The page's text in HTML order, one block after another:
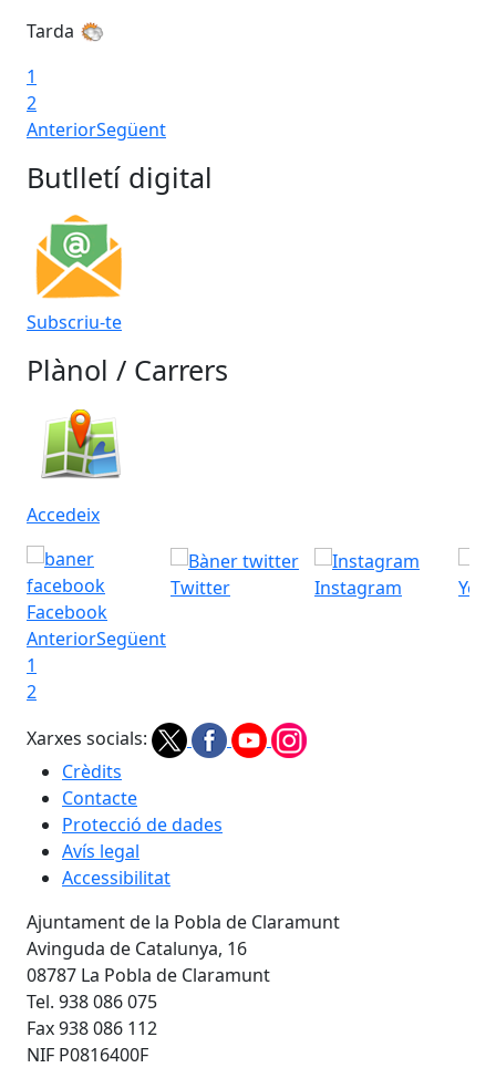
Tarda
1
2
AnteriorSegüent
Butlletí digital
Subscriu-te
Plànol / Carrers
Accedeix
Facebook
Twitter Instagram
AnteriorSegüent
1
2
Xarxes socials:
Crèdits
Contacte
Protecció de dades
Avís legal
Accessibilitat
Ajuntament de la Pobla de Claramunt
Avinguda de Catalunya, 16
08787 La Pobla de Claramunt
Tel. 938 086 075
Fax 938 086 112
NIF P0816400F